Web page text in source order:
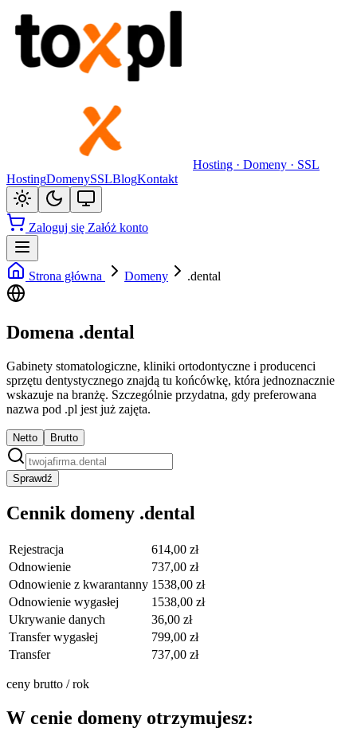
Hosting · Domeny · SSL
HostingDomenySSLBlogKontakt
Zaloguj się Załóż konto
Strona główna Domeny .dental
Domena .dental
Gabinety stomatologiczne, kliniki ortodontyczne i producenci
sprzętu dentystycznego znajdą tu końcówkę, która jednoznacznie
wskazuje na branżę. Szczególnie przydatna, gdy preferowana
nazwa pod .pl jest już zajęta.
Netto Brutto
Sprawdź
Cennik domeny .dental
Rejestracja
614,00 zł
Odnowienie
737,00 zł
Odnowienie z kwarantanny 1538,00 zł
Odnowienie wygasłej
1538,00 zł
Ukrywanie danych
36,00 zł
Transfer wygasłej
799,00 zł
Transfer
737,00 zł
ceny brutto / rok
W cenie domeny otrzymujesz: